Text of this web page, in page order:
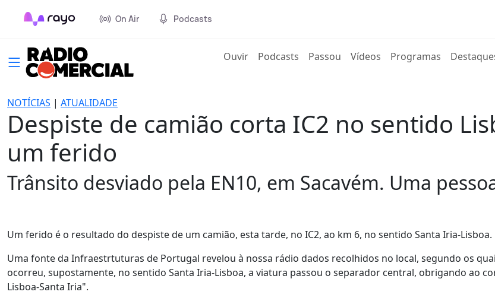
On Air Podcasts
Ouvir(current)
Podcasts Passou Vídeos Programas
NOTÍCIAS | ATUALIDADE
Despiste de camião corta IC2 no sentido
um ferido
Trânsito desviado pela EN10, em Sacavém. Uma
Um ferido é o resultado do despiste de um camião, esta tarde, no IC2, ao km 6, no sentido Santa Iria-Lisboa.
Uma fonte da Infraestrtuturas de Portugal revelou à nossa rádio dados recolhidos no local, segundo os
ocorreu, supostamente, no sentido Santa Iria-Lisboa, a viatura passou o separador central, obrigando ao
Lisboa-Santa Iria".